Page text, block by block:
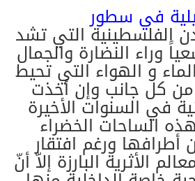
في سطور
الفلسطينية التي تشد
وراء النضارة والجمال
و الهواء التي تحيط
من كل جانب وإن أخذت
في السنوات الأخيرة
الساحات الخضراء
ورغم افتقار
الأثرية البارزة إلاّ أنّ